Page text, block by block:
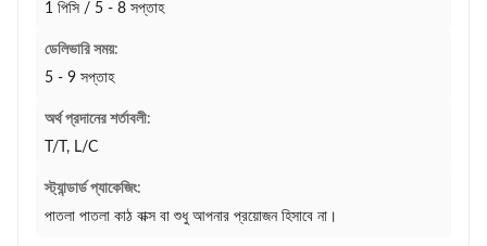
1 পিসি / 5 - 8 সপ্তাহ
ডেলিভারি সময়:
5 - 9 সপ্তাহ
অর্থ প্রদানের শর্তাবলী:
T/T, L/C
স্ট্যান্ডার্ড প্যাকেজিং:
পাতলা পাতলা কাঠ বাক্স বা শুধু আপনার প্রয়োজন হিসাবে না।